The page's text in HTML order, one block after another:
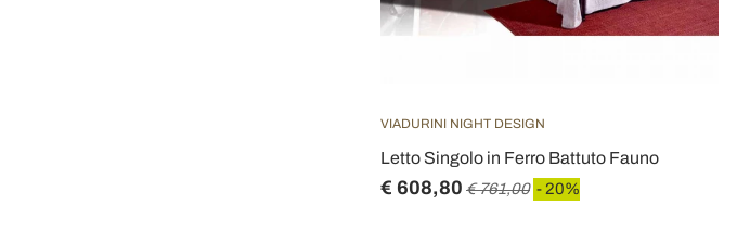
VIADURINI NIGHT DESIGN
Letto Singolo in Ferro Battuto Fauno
€ 608,80 € 761,00 - 20%